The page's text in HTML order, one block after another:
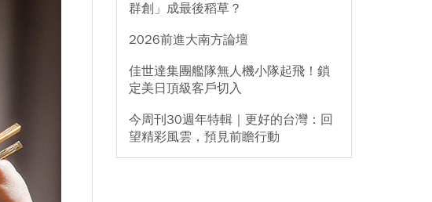
群創」成最後稻草？
2026前進大南方論壇
佳世達集團艦隊無人機小隊起飛！鎖
定美日頂級客戶切入
今周刊30週年特輯｜更好的台灣：回
望精彩風雲，預見前瞻行動